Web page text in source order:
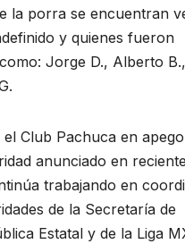
la porra se encuentran
y quienes fueron
Jorge D., Alberto
el Club Pachuca en
anunciado en
trabajando en
de la Secretaría de
Estatal y de la Liga